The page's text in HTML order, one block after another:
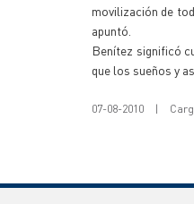
movilización de
apuntó.
Benítez significó
que los sueños y
07-08-2010 |